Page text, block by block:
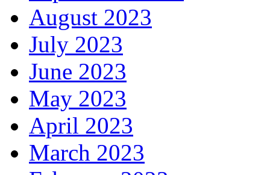
August 2023
July 2023
June 2023
May 2023
April 2023
March 2023